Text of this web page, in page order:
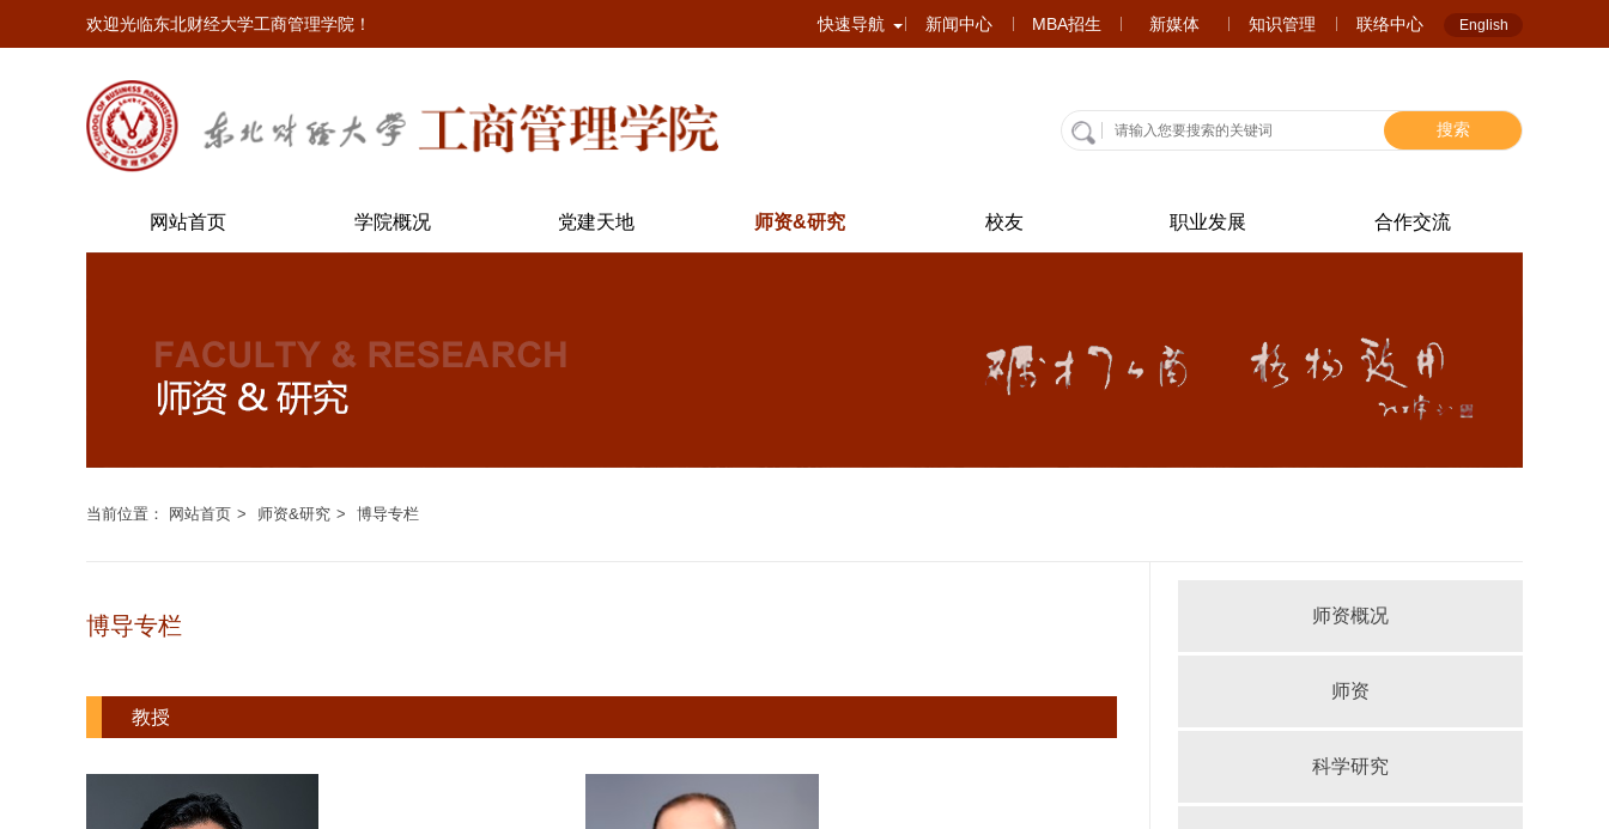
欢迎光临东北财经大学工商管理学院！ English
快速导航 新闻中心 MBA招生 新媒体 知识管理 联络中心
搜索
网站首页 学院概况 党建天地 师资&研究 校友 职业发展 合作交流
当前位置： 网站首页 师资&研究 博导专栏
博导专栏
教授
师资概况
师资
科学研究